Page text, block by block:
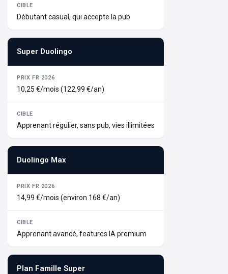
Débutant casual, qui accepte la pub
Super Duolingo
10,25 €/mois (122,99 €/an)
Apprenant régulier, sans pub, vies illimitées
Duolingo Max
14,99 €/mois (environ 168 €/an)
Apprenant avancé, features IA premium
Plan Famille Super